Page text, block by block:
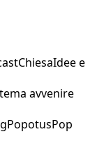
ChiesaIdee e
avvenire
PopotusPop